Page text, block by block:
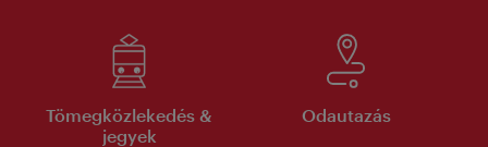
Tömegközlekedés &
jegyek
Odautazás